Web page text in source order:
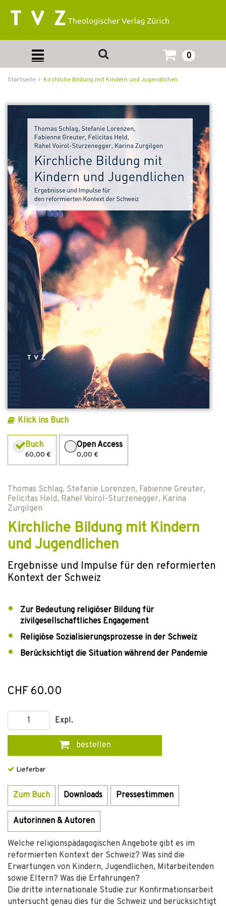
0
Startseite Kirchliche Bildung mit Kindern und Jugendlichen
Klick ins Buch
Buch
60,00 €
Open Access
0,00 €
Thomas Schlag, Stefanie Lorenzen, Fabienne Greuter,
Felicitas Held, Rahel Voirol-Sturzenegger, Karina
Zurgilgen
Kirchliche Bildung mit Kindern
und Jugendlichen
Ergebnisse und Impulse für den reformierten
Kontext der Schweiz
Zur Bedeutung religiöser Bildung für
zivilgesellschaftliches Engagement
Religiöse Sozialisierungsprozesse in der Schweiz
Berücksichtigt die Situation während der Pandemie
CHF 60.00
Expl.
bestellen
Lieferbar
Zum Buch Downloads Pressestimmen
Autorinnen & Autoren
Welche religionspädagogischen Angebote gibt es im
reformierten Kontext der Schweiz? Was sind die
Erwartungen von Kindern, Jugendlichen, Mitarbeitenden
sowie Eltern? Was die Erfahrungen?
Die dritte internationale Studie zur Konfirmationsarbeit
untersucht genau dies für die Schweiz und berücksichtigt